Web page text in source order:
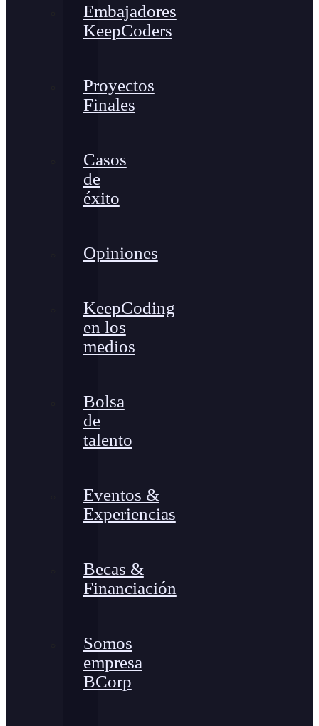
Embajadores
KeepCoders
Proyectos
Finales
Casos
de
éxito
Opiniones
KeepCoding
en los
medios
Bolsa
de
talento
Eventos &
Experiencias
Becas &
Financiación
Somos
empresa
BCorp